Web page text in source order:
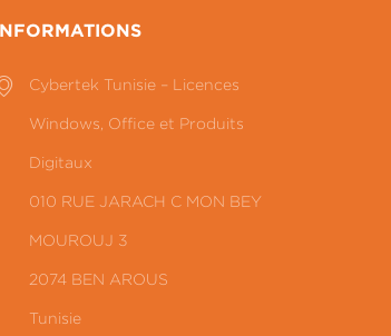
INFORMATIONS
Cybertek Tunisie – Licences
Windows, Office et Produits
Digitaux
010 RUE JARACH C MON BEY
MOUROUJ 3
2074 BEN AROUS
Tunisie